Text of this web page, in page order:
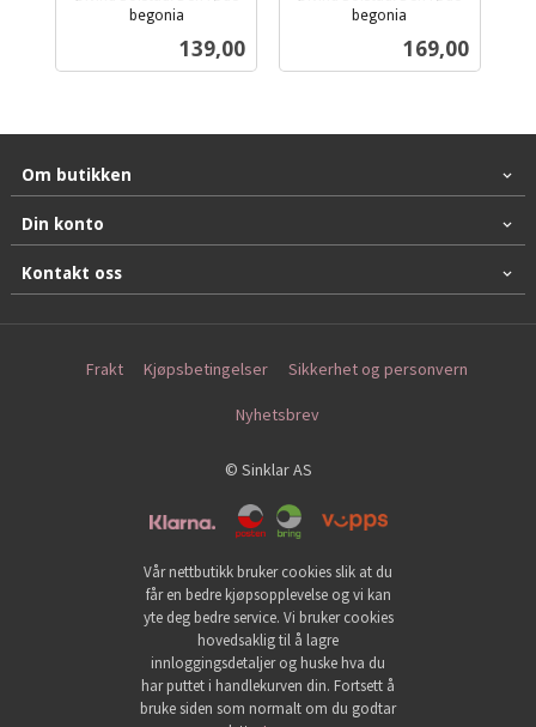
begonia
Pris
139,00
begonia
Pris
169,00
Om butikken
Din konto
Kontakt oss
Frakt Kjøpsbetingelser Sikkerhet og personvern
Nyhetsbrev
© Sinklar AS
Vår nettbutikk bruker cookies slik at du
får en bedre kjøpsopplevelse og vi kan
yte deg bedre service. Vi bruker cookies
hovedsaklig til å lagre
innloggingsdetaljer og huske hva du
har puttet i handlekurven din. Fortsett å
bruke siden som normalt om du godtar